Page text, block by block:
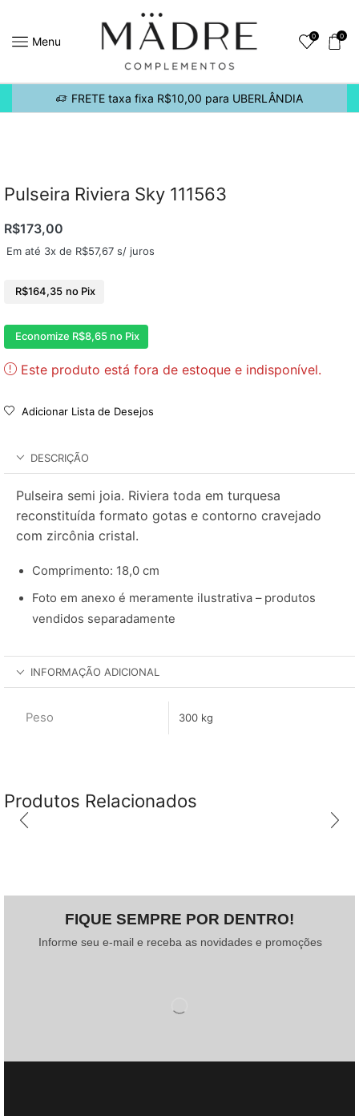
Menu 0 0
FRETE taxa fixa R$10,00 para UBERLÂNDIA
Pulseira Riviera Sky 111563
R$173,00
Em até 3x de R$57,67 s/ juros
R$164,35 no Pix
Economize R$8,65 no Pix
Este produto está fora de estoque e indisponível.
Adicionar Lista de Desejos
DESCRIÇÃO
Pulseira semi joia. Riviera toda em turquesa
reconstituída formato gotas e contorno cravejado
com zircônia cristal.
Comprimento: 18,0 cm
Foto em anexo é meramente ilustrativa – produtos
vendidos separadamente
INFORMAÇÃO ADICIONAL
Peso 300 kg
Produtos Relacionados
FIQUE SEMPRE POR DENTRO!
Informe seu e-mail e receba as novidades e promoções